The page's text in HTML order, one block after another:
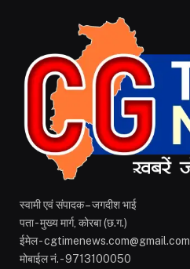
स्वामी एवं संपादक – जगदीश भाई
पता - मुख्य मार्ग, कोरबा (छ.ग.)
ईमेल - cgtimenews.com@gmail.com
मोबाईल नं. - 9713100050